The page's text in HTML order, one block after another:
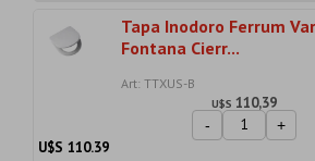
Tapa Inodoro Ferrum
Fontana Cierr...
Art: TTXUS-B
U$S 110,39
- +
U$S 110.39